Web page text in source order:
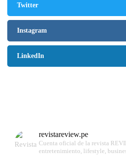
Twitter
Instagram
LinkedIn
revistareview.pe
Cuenta oficial de la revista
entretenimiento, lifestyle,